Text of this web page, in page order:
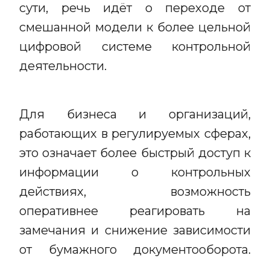
сути, речь идёт о переходе от
смешанной модели к более цельной
цифровой системе контрольной
деятельности.
Для бизнеса и организаций,
работающих в регулируемых сферах,
это означает более быстрый доступ к
информации о контрольных
действиях, возможность
оперативнее реагировать на
замечания и снижение зависимости
от бумажного документооборота.